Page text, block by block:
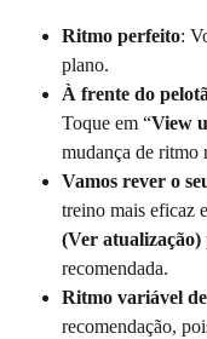
Ritmo perfeito:
plano.
À frente do
Toque em “View
mudança de ritmo
Vamos rever o
treino mais eficaz
(Ver atualização)
recomendada.
Ritmo variável
recomendação,